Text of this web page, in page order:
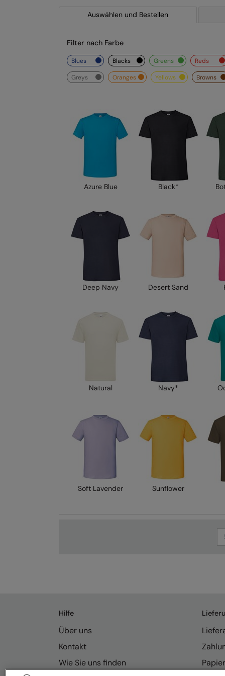
Auswählen und Bestellen
Filter nach Farbe
blues blacks greens reds
greys oranges yellows browns
Azure Blue Black*
Deep Navy Desert Sand
Natural Navy*
Soft Lavender Sunflower
Hilfe
Über uns
Kontakt
Wie Sie uns finden